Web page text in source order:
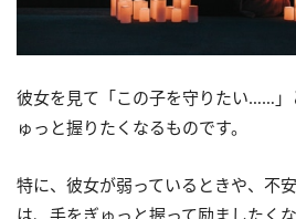
彼女を見て「この子を守りたい……」
ゅっと握りたくなるものです。
特に、彼女が弱っているときや、不